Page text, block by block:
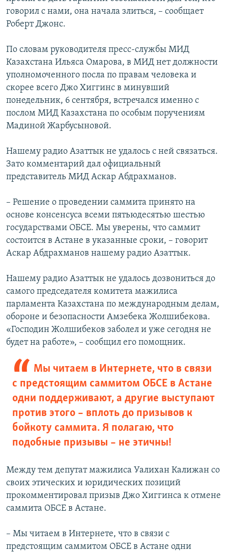
говорил с нами, она начала злиться, – сообщает
Роберт Джонс.
По словам руководителя пресс-службы МИД
Казахстана Ильяса Омарова, в МИД нет должности
уполномоченного посла по правам человека и
скорее всего Джо Хиггинс в минувший
понедельник, 6 сентября, встречался именно с
послом МИД Казахстана по особым поручениям
Мадиной Жарбусыновой.
Нашему радио Азаттык не удалось с ней связаться.
Зато комментарий дал официальный
представитель МИД Аскар Абдрахманов.
– Решение о проведении саммита принято на
основе консенсуса всеми пятьюдесятью шестью
государствами ОБСЕ. Мы уверены, что саммит
состоится в Астане в указанные сроки, – говорит
Аскар Абдрахманов нашему радио Азаттык.
Нашему радио Азаттык не удалось дозвониться до
самого председателя комитета мажилиса
парламента Казахстана по международным делам,
обороне и безопасности Амзебека Жолшибекова.
«Господин Жолшибеков заболел и уже сегодня не
будет на работе», – сообщил его помощник.
Мы читаем в Интернете, что в связи
с предстоящим саммитом ОБСЕ в Астане
одни поддерживают, а другие выступают
против этого – вплоть до призывов к
бойкоту саммита. Я полагаю, что
подобные призывы – не этичны!
Между тем депутат мажилиса Уалихан Калижан со
своих этических и юридических позиций
прокомментировал призыв Джо Хиггинса к отмене
саммита ОБСЕ в Астане.
– Мы читаем в Интернете, что в связи с
предстоящим саммитом ОБСЕ в Астане одни